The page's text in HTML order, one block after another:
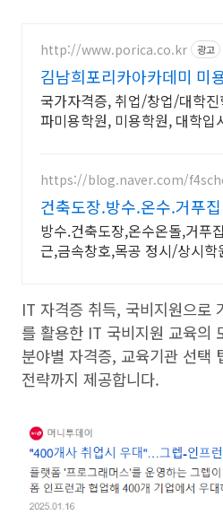
http://www.porica.co.kr 광고
김남희포리카아카데미 미
육 국비 가능학원
국가자격증, 취업/창업/대학진
파미용학원, 미용학원, 대학입
https://blog.naver.com/
건축도장.방수.온수.거푸
근.내일배움카드정부지원
방수.건축도장,온수온돌,거푸
근,금속창호,목공 정시/상시학
카드 정부지원, 금속창호교육
IT 자격증 취득, 국비지원으로
를 활용한 IT 국비지원 교육의
분야별 자격증, 교육기관 선택
전략까지 제공합니다.